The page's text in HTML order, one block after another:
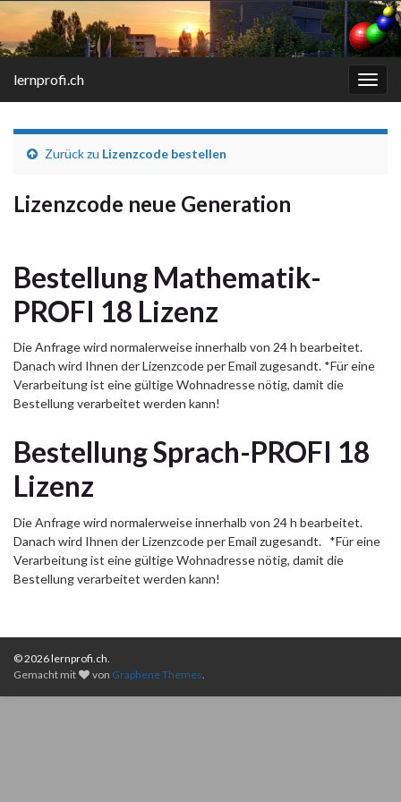
lernprofi.ch
Zurück zu Lizenzcode bestellen
Lizenzcode neue Generation
Bestellung Mathematik-
PROFI 18 Lizenz
Die Anfrage wird normalerweise innerhalb von 24 h bearbeitet.
Danach wird Ihnen der Lizenzcode per Email zugesandt. *Für eine
Verarbeitung ist eine gültige Wohnadresse nötig, damit die
Bestellung verarbeitet werden kann!
Bestellung Sprach-PROFI 18
Lizenz
Die Anfrage wird normalerweise innerhalb von 24 h bearbeitet.
Danach wird Ihnen der Lizenzcode per Email zugesandt. *Für eine
Verarbeitung ist eine gültige Wohnadresse nötig, damit die
Bestellung verarbeitet werden kann!
© 2026 lernprofi.ch.
Gemacht mit
von Graphene Themes